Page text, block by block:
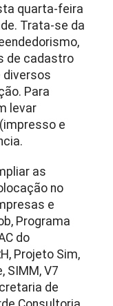
quarta-feira
Trata-se da
de cadastro
diversos
Para
levar
e
as
no
e
Programa
do
Projeto Sim,
SIMM, V7
de